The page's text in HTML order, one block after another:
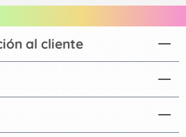
al cliente